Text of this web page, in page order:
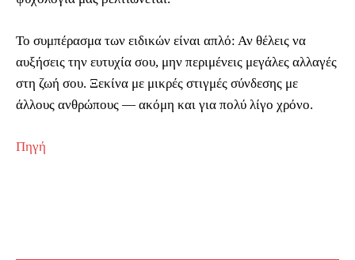
Το συμπέρασμα των ειδικών είναι απλό: Αν θέλεις να
αυξήσεις την ευτυχία σου, μην περιμένεις μεγάλες αλλαγές
στη ζωή σου. Ξεκίνα με μικρές στιγμές σύνδεσης με
άλλους ανθρώπους — ακόμη και για πολύ λίγο χρόνο.
Πηγή